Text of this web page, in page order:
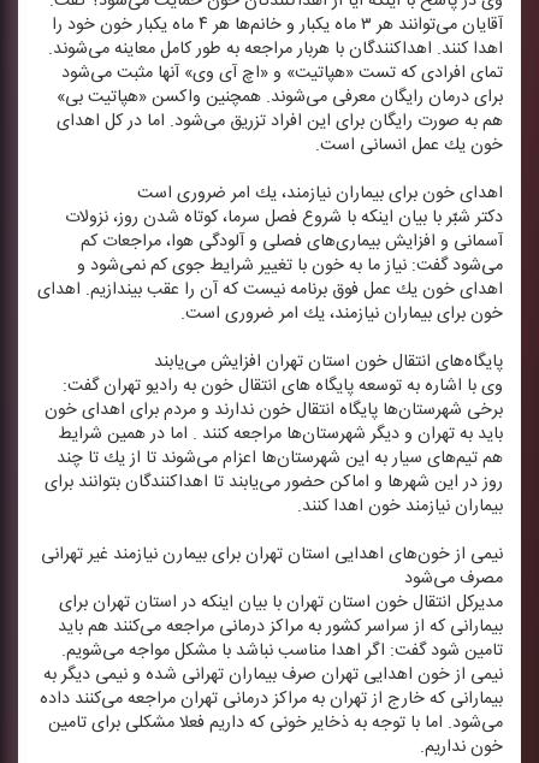
آقایان می‌توانند هر ۳ ماه یكبار و خانم‌ها هر ۴ ماه یكبار خون خود را
اهدا كنند. اهداكنندگان با هربار مراجعه به طور كامل معاینه می‌شوند.
تمای افرادی كه تست «هپاتیت» و «اچ آی وی» آنها مثبت می‌شود
برای درمان رایگان معرفی می‌شوند. همچنین واكسن «هپاتیت بی»
هم به صورت رایگان برای این افراد تزریق می‌شود. اما در كل اهدای
خون یك عمل انسانی است.
اهدای خون برای بیماران نیازمند، یك امر ضروری است
دكتر شبّر با بیان اینكه با شروع فصل سرما، كوتاه شدن روز، نزولات
آسمانی و افزایش بیماری‌های فصلی و آلودگی هوا، مراجعات كم
می‌شود گفت: نیاز ما به خون با تغییر شرایط جوی كم نمی‌شود و
اهدای خون یك عمل فوق برنامه نیست كه آن را عقب بیندازیم. اهدای
خون برای بیماران نیازمند، یك امر ضروری است.
پایگاه‌های انتقال خون استان تهران افزایش می‌یابند
وی با اشاره به توسعه پایگاه های انتقال خون به رادیو تهران گفت:
برخی شهرستان‌ها پایگاه انتقال خون ندارند و مردم برای اهدای خون
باید به تهران و دیگر شهرستان‌ها مراجعه كنند . اما در همین شرایط
هم تیم‌های سیار به این شهرستان‌ها اعزام می‌شوند تا از یك تا چند
روز در این شهرها و اماكن حضور می‌یابند تا اهداكنندگان بتوانند برای
بیماران نیازمند خون اهدا كنند.
نیمی از خون‌های اهدایی استان تهران برای بیمارن نیازمند غیر تهرانی
مصرف می‌شود
مدیركل انتقال خون استان تهران با بیان اینكه در استان تهران برای
بیمارانی كه از سراسر كشور به مراكز درمانی مراجعه می‌كنند هم باید
تامین شود گفت: اگر اهدا مناسب نباشد با مشكل مواجه می‌شویم.
نیمی از خون اهدایی تهران صرف بیماران تهرانی شده و نیمی دیگر به
بیمارانی كه خارج از تهران به مراكز درمانی تهران مراجعه می‌كنند داده
می‌شود. اما با توجه به ذخایر خونی كه داریم فعلا مشكلی برای تامین
خون نداریم.